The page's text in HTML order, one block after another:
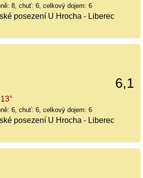
8, chuť: 6, celkový dojem: 6
posezení U Hrocha - Liberec
6,1
6, chuť: 6, celkový dojem: 6
posezení U Hrocha - Liberec